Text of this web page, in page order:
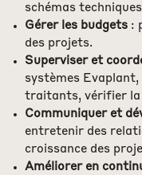
schémas
Gérer les budgets:
des projets.
Superviser et
systèmes
traitants, vérifier la
Communiquer et
entretenir des
croissance des
Améliorer en